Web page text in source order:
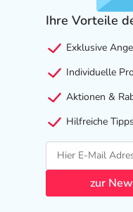
Ihre Vorteile
Exklusive
Individuelle
Aktionen &
Hilfreiche
zur